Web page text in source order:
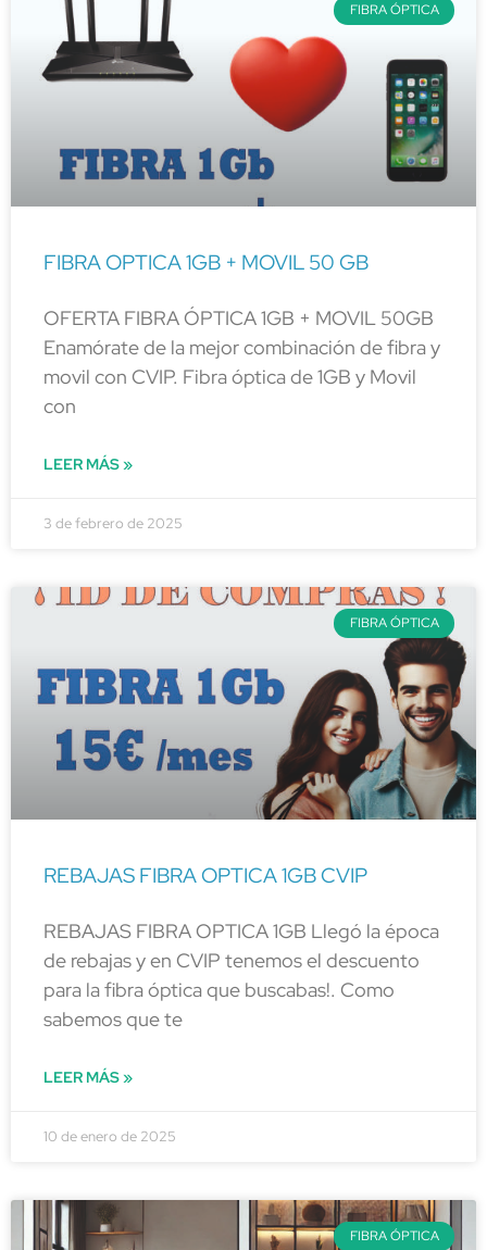
FIBRA ÓPTICA
FIBRA OPTICA 1GB + MOVIL 50 GB
OFERTA FIBRA ÓPTICA 1GB + MOVIL 50GB
Enamórate de la mejor combinación de fibra y
movil con CVIP. Fibra óptica de 1GB y Movil
con
LEER MÁS »
3 de febrero de 2025
FIBRA ÓPTICA
REBAJAS FIBRA OPTICA 1GB CVIP
REBAJAS FIBRA OPTICA 1GB Llegó la época
de rebajas y en CVIP tenemos el descuento
para la fibra óptica que buscabas!. Como
sabemos que te
LEER MÁS »
10 de enero de 2025
FIBRA ÓPTICA